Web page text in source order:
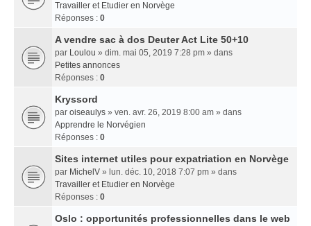
Travailler et Etudier en Norvège
Réponses : 0
A vendre sac à dos Deuter Act Lite 50+10
par Loulou » dim. mai 05, 2019 7:28 pm » dans
Petites annonces
Réponses : 0
Kryssord
par oiseaulys » ven. avr. 26, 2019 8:00 am » dans
Apprendre le Norvégien
Réponses : 0
Sites internet utiles pour expatriation en Norvège
par MichelV » lun. déc. 10, 2018 7:07 pm » dans
Travailler et Etudier en Norvège
Réponses : 0
Oslo : opportunités professionnelles dans le web